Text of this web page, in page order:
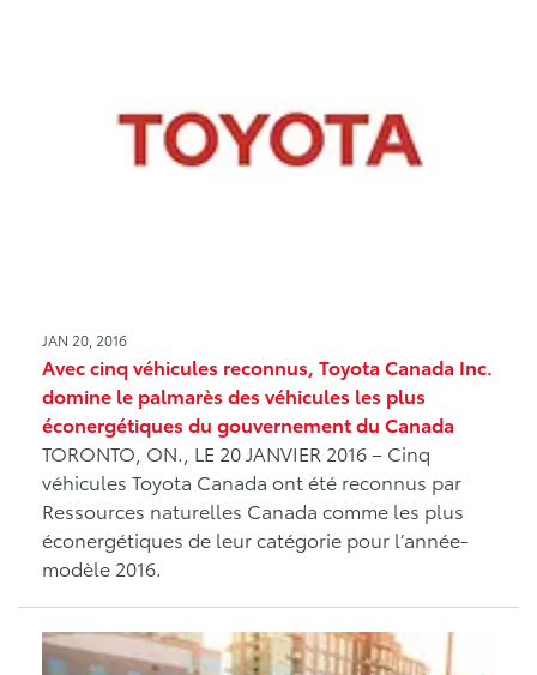
JAN 20, 2016
Avec cinq véhicules reconnus, Toyota Canada Inc.
domine le palmarès des véhicules les plus
éconergétiques du gouvernement du Canada
TORONTO, ON., LE 20 JANVIER 2016 – Cinq
véhicules Toyota Canada ont été reconnus par
Ressources naturelles Canada comme les plus
éconergétiques de leur catégorie pour l’année-
modèle 2016.